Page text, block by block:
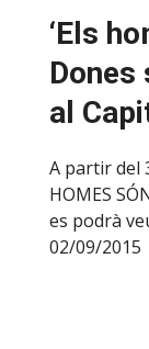
‘Els
Dones
al
A partir del
HOMES
es podrà
02/09/2015